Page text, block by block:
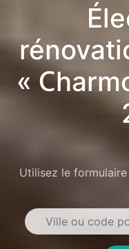
«
Utilisez le